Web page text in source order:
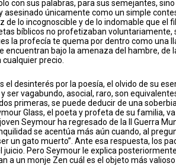
con sus palabras, para sus semejantes,
asesinado únicamente como un simple
de lo incognoscible y de lo indomable que
bíblicos no profetizaban voluntariamente,
la profecía te quema por dentro como una
encuentran bajo la amenaza del hambre, de
precio.
el desinterés por la poesía, el olvido de su
ser vagabundo, asocial, raro, son
primeras, se puede deducir de una
Glass, el poeta y profeta de su familia,
Seymour ha regresado de la II Guerra
se acentúa más aún cuando, al
un gato muerto”. Ante esa respuesta, los
Pero Seymour le explica
a un monje Zen cuál es el objeto más